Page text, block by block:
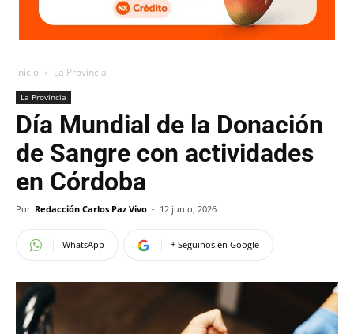
Inicio La Provincia
La Provincia
Día Mundial de la Donación
de Sangre con actividades
en Córdoba
Por Redacción Carlos Paz Vivo - 12 junio, 2026
WhatsApp + Seguinos en Google